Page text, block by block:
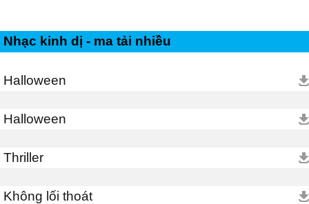
Nhạc kinh dị - ma tải nhiều
Halloween
Halloween
Thriller
Không lối thoát